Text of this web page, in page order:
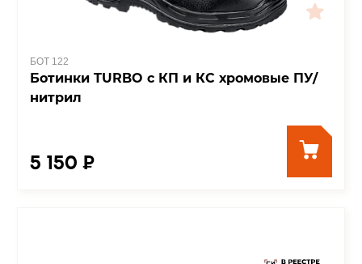
БОТ 122
Ботинки TURBO с КП и КС хромовые ПУ/
нитрил
5 150 ₽